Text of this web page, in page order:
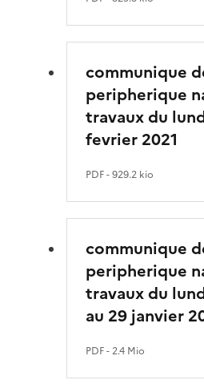
communique
peripherique
travaux du
fevrier 2021
PDF- 929.2 kio
communique
peripherique
travaux du
au 29 janvier
PDF- 2.4 Mio